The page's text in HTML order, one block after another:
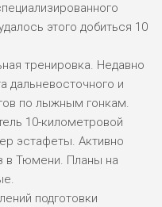
и правонарушений
РА «СШОР по ЗВС»
России!
этого добиться 10
тренировка. Недавно
дальневосточного и
по лыжным гонкам.
10-километровой
эстафеты. Активно
в Тюмени. Планы на
подготовки